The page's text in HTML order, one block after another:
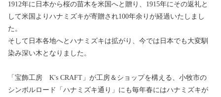
1912年に日本から桜の苗木を米国へと贈り、1915年にその返礼と
して米国よりハナミズキが寄贈され100年余りが経過いたしまし
た。
そして日本各地へとハナミズキは拡がり、今では日本でも大変馴
染み深い木となりました。
「宝飾工房 K's CRAFT」が工房＆ショップを構える、小牧市の
シンボルロード「ハナミズキ通り」にも毎年春にはハナミズキが